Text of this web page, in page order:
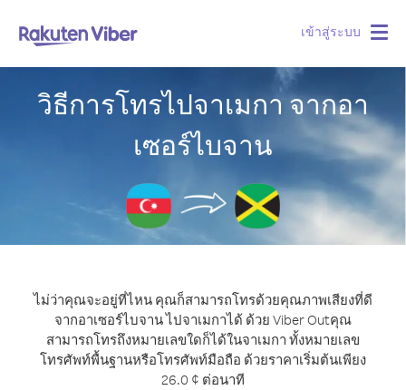
เข้าสู่ระบบ
วิธีการโทรไปจาเมกา จากอา
เซอร์ไบจาน
ไม่ว่าคุณจะอยู่ที่ไหน คุณก็สามารถโทรด้วยคุณภาพเสียงที่ดี
จากอาเซอร์ไบจาน ไปจาเมกาได้ ด้วย Viber Outคุณ
สามารถโทรถึงหมายเลขใดก็ได้ในจาเมกา ทั้งหมายเลข
โทรศัพท์พื้นฐานหรือโทรศัพท์มือถือ ด้วยราคาเริ่มต้นเพียง
26.0 ¢ ต่อนาที